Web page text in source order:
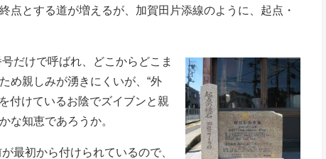
とする道が増えるが、加賀田片添線のように、起点・
だけで呼ばれ、どこからどこま
め親しみが湧きにくいが、“外
付けているお陰でズイブンと親
な知恵であろうか。
最初から付けられているので、